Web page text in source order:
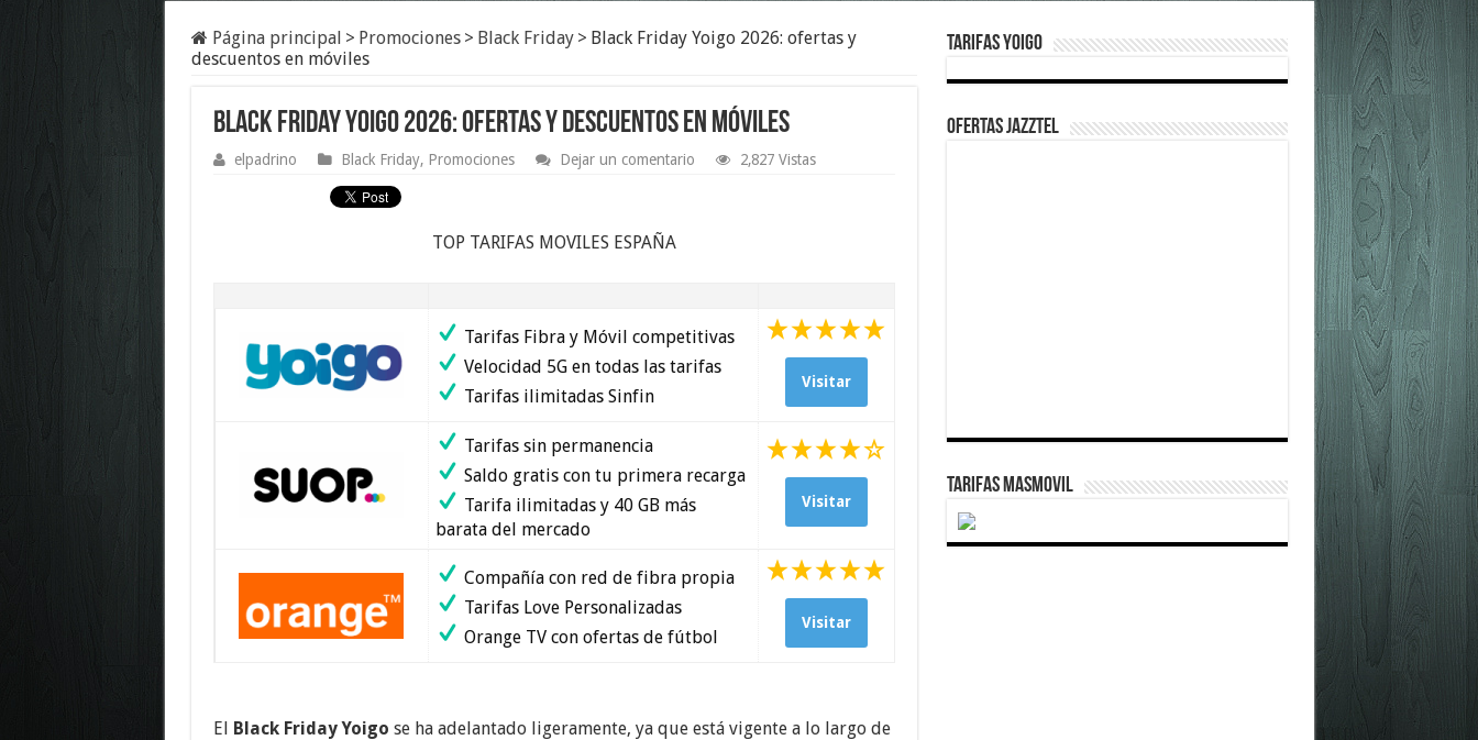
Página principal > Promociones > Black Friday > Black Friday Yoigo 2026: ofertas y
descuentos en móviles
Black Friday Yoigo 2026: ofertas y descuentos en móviles
elpadrino Black Friday, Promociones Dejar un comentario 2,827 Vistas
TOP TARIFAS MOVILES ESPAÑA
Tarifas Fibra y Móvil competitivas
Velocidad 5G en todas las tarifas
Tarifas ilimitadas Sinfin
Visitar
Tarifas sin permanencia
Saldo gratis con tu primera recarga
Tarifa ilimitadas y 40 GB más
barata del mercado
Visitar
Compañía con red de fibra propia
Tarifas Love Personalizadas
Orange TV con ofertas de fútbol
Visitar
El Black Friday Yoigo se ha adelantado ligeramente, ya que está vigente a lo largo de
Tarifas Yoigo
Ofertas Jazztel
TARIFAS MASMOVIL